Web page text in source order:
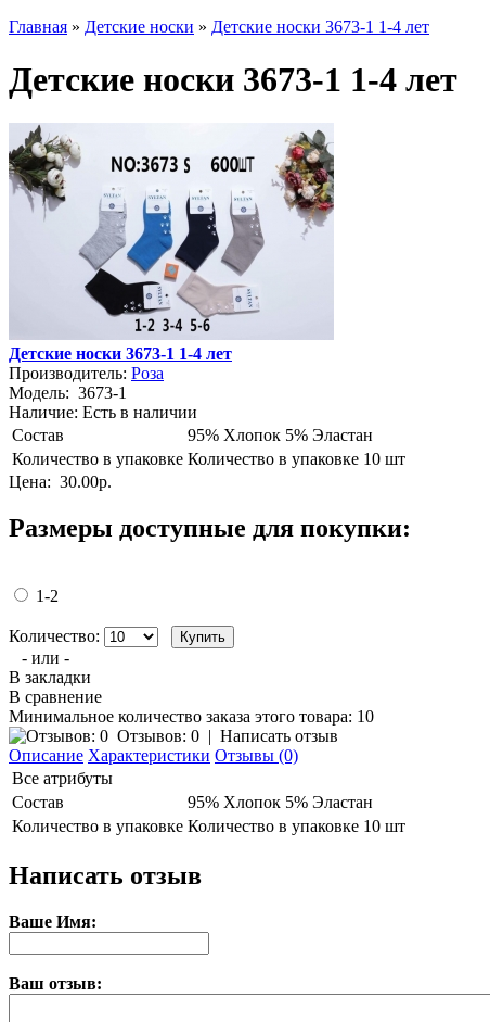
Главная » Детские носки » Детские носки 3673-1 1-4 лет
Детские носки 3673-1 1-4 лет
Детские носки 3673-1 1-4 лет
Производитель: Роза
Модель: 3673-1
Наличие: Есть в наличии
Состав
95% Хлопок 5% Эластан
Количество в упаковке Количество в упаковке 10 шт
Цена: 30.00р.
Размеры доступные для покупки:
1-2
Количество:
- или -
В закладки
В сравнение
Минимальное количество заказа этого товара: 10
Отзывов: 0 | Написать отзыв
Описание Характеристики Отзывы (0)
Все атрибуты
Состав
95% Хлопок 5% Эластан
Количество в упаковке Количество в упаковке 10 шт
Написать отзыв
Ваше Имя:
Ваш отзыв: